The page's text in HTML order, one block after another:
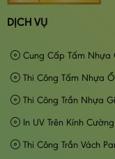
DỊCH VỤ
Cung Cấp Tấm Nhựa
Thi Công Tấm Nhựa
Thi Công Trần Nhựa
In UV Trên Kính
Thi Công Trần Vách